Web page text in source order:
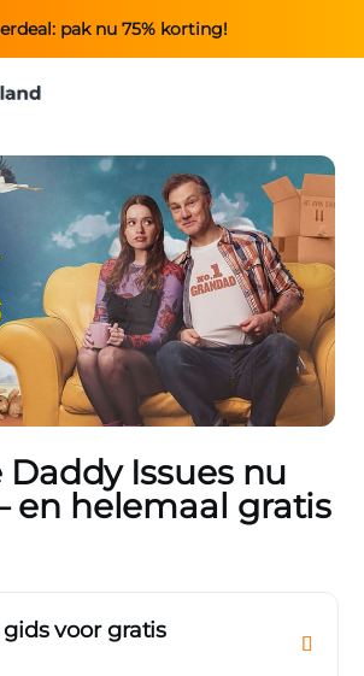
pak nu 75% korting!
Issues nu
en helemaal gratis
voor gratis